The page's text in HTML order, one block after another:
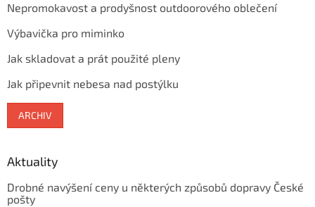
Nepromokavost a prodyšnost outdoorového oblečení
Výbavička pro miminko
Jak skladovat a prát použité pleny
Jak připevnit nebesa nad postýlku
ARCHIV
Aktuality
Drobné navýšení ceny u některých způsobů dopravy České
pošty